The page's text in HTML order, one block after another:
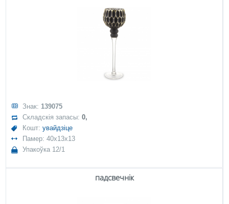
Знак: 139075
Складскія запасы:0,
Кошт:увайдзіце
Памер: 40x13x13
Упакоўка 12/1
падсвечнік